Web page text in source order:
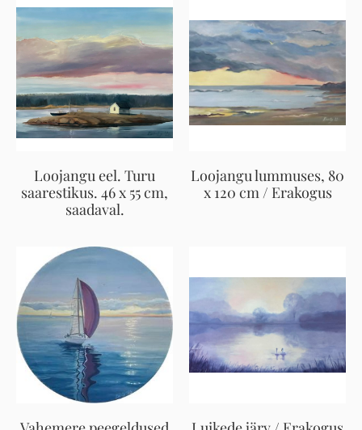
Loojangu eel. Turu
saarestikus. 46 x 55 cm,
saadaval.
Loojangu lummuses, 80
x 120 cm / Erakogus